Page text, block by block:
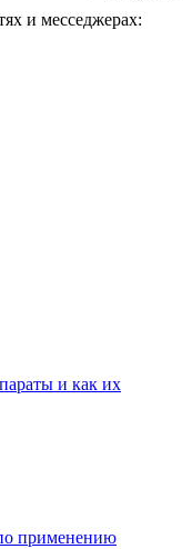
и месседжерах:
и как их
применению